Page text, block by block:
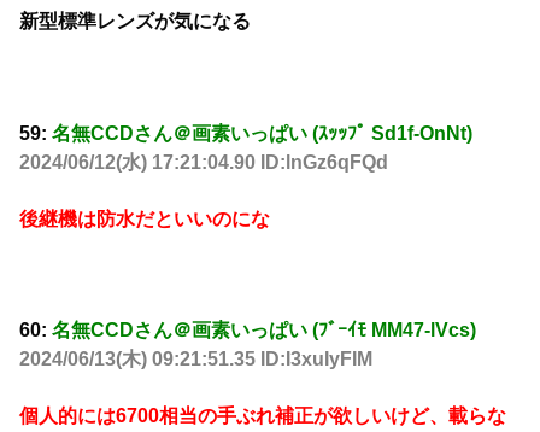
新型標準レンズが気になる
59: 名無CCDさん＠画素いっぱい (ｽｯｯﾌﾟ Sd1f-OnNt)
2024/06/12(水) 17:21:04.90 ID:lnGz6qFQd
後継機は防水だといいのにな
60: 名無CCDさん＠画素いっぱい (ﾌﾞｰｲﾓ MM47-lVcs)
2024/06/13(木) 09:21:51.35 ID:I3xuIyFIM
個人的には6700相当の手ぶれ補正が欲しいけど、載らな